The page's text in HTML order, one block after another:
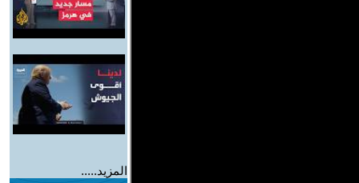
المزيد.....